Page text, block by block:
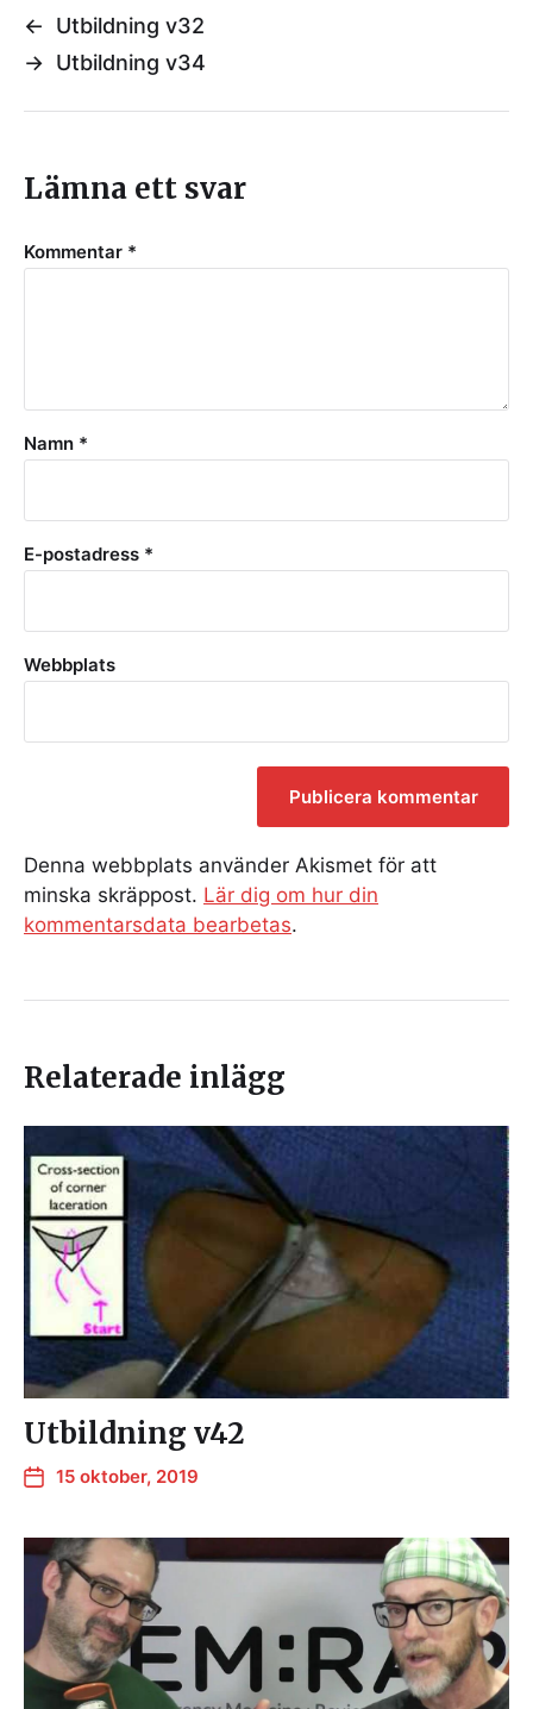
←
Utbildning v32
→ Utbildning v34
Lämna ett svar
Kommentar *
Namn *
E-postadress *
Webbplats
Denna webbplats använder Akismet för att
minska skräppost. Lär dig om hur din
kommentarsdata bearbetas.
Relaterade inlägg
Utbildning v42
15 oktober, 2019